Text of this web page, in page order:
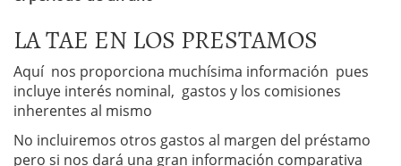
LA TAE EN LOS PRESTAMOS
Aquí nos proporciona muchísima información pues
incluye interés nominal, gastos y los comisiones
inherentes al mismo
No incluiremos otros gastos al margen del préstamo
pero si nos dará una gran información comparativa